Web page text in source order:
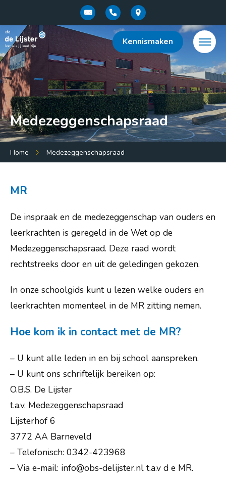
Kennismaken
Menu:
Over de school
Praktische info
Ouders
Leerlingen
Externe instanties
Contact
Vacatures
Medezeggenschapsraad
Home Medezeggenschapsraad
MR
De inspraak en de medezeggenschap van ouders en
leerkrachten is geregeld in de Wet op de
Medezeggenschapsraad. Deze raad wordt
rechtstreeks door en uit de geledingen gekozen.
In onze schoolgids kunt u lezen welke ouders en
leerkrachten momenteel in de MR zitting nemen.
Hoe kom ik in contact met de MR?
– U kunt alle leden in en bij school aanspreken.
– U kunt ons schriftelijk bereiken op:
O.B.S. De Lijster
t.a.v. Medezeggenschapsraad
Lijsterhof 6
3772 AA Barneveld
– Telefonisch: 0342-423968
– Via e-mail: info@obs-delijster.nl t.a.v d e MR.